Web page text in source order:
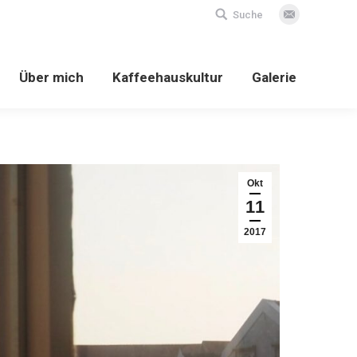
Search:
Suche
E-
Über mich Kaffeehauskultur Galerie
Okt
11
2017